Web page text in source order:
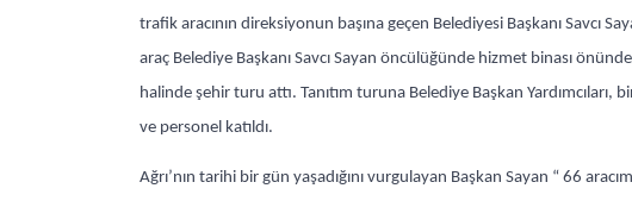
trafik aracının direksiyonun başına geçen Belediyesi Başkanı Savcı
araç Belediye Başkanı Savcı Sayan öncülüğünde hizmet binası
halinde şehir turu attı. Tanıtım turuna Belediye Başkan
ve personel katıldı.
Ağrı’nın tarihi bir gün yaşadığını vurgulayan Başkan Sayan “ 66